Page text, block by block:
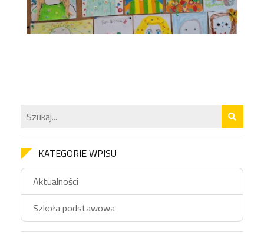
KATEGORIE WPISU
Aktualności
Szkoła podstawowa